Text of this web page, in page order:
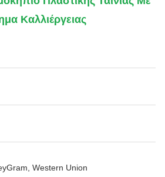
Καλλιέργειας
Western Union